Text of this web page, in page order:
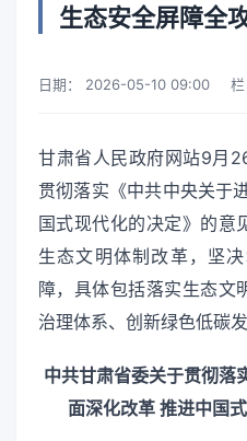
生态安全屏障全
日期： 2026-05-10 09:00 栏
甘肃省人民政府网站9月
贯彻落实《中共中央关于
国式现代化的决定》的意
生态文明体制改革，坚
障，具体包括落实生态文
治理体系、创新绿色低碳
中共甘肃省委关于贯彻落
面深化改革 推进中国